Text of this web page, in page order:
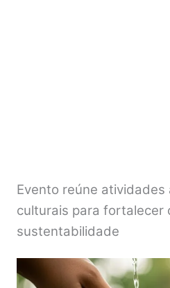
Evento reúne atividades
culturais para fortalecer
sustentabilidade